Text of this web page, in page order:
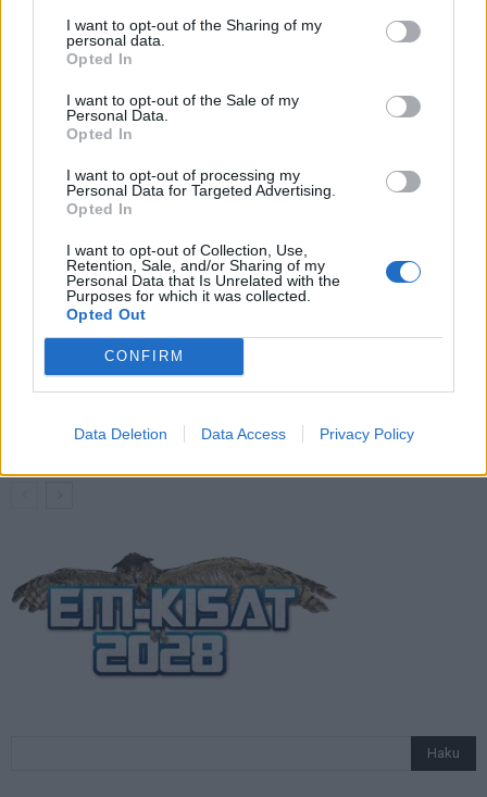
I want to opt-out of the Sharing of my
personal data.
Opted In
I want to opt-out of the Sale of my
Personal Data.
Opted In
I want to opt-out of processing my
Personal Data for Targeted Advertising.
Opted In
I want to opt-out of Collection, Use,
Retention, Sale, and/or Sharing of my
Personal Data that Is Unrelated with the
Purposes for which it was collected.
Opted Out
CONFIRM
Data Deletion Data Access Privacy Policy
maalinteossa – Pafos eteni
Kyproksen cupin välieriin
maalivireessä – osui nyt
Norwichia vastaan
LIITTYVÄT ARTIKKELIT
Suomen MM-karsintojen näkymät –
todellinen jalkapallokommentaattorin
Suomi-Hollanti näkyy ilmaiseksi TV:stä –
näin katsot ottelun
Jalkapallon U21 EM-kisat 2025 – tässä